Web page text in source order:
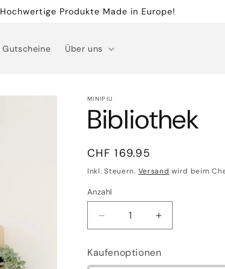
Hochwertige Produkte Made in Europe!
Gutscheine Über uns
MINIPIU
Bibliothek
Normaler
Preis
CHF 169.95
Inkl. Steuern. Versand wird beim
Anzahl
Verringere
die
Menge
für
Erhöhe
die
für
Kaufenoptionen